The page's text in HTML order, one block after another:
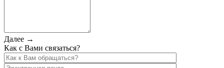
Далее →
Как с Вами связаться?